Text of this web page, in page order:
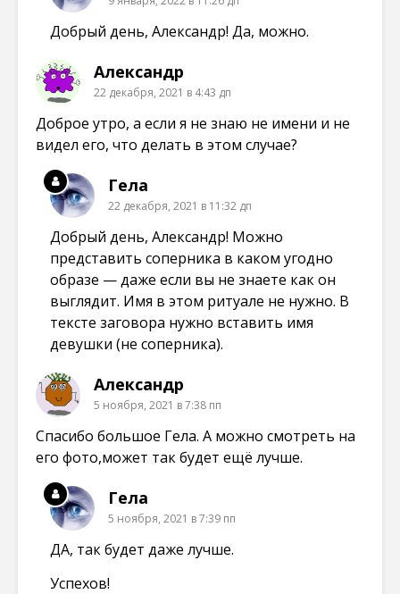
Добрый день, Александр! Да, можно.
Александр
22 декабря, 2021 в 4:43 дп
Доброе утро, а если я не знаю не имени и не
видел его, что делать в этом случае?
Гела
22 декабря, 2021 в 11:32 дп
Добрый день, Александр! Можно
представить соперника в каком угодно
образе — даже если вы не знаете как он
выглядит. Имя в этом ритуале не нужно. В
тексте заговора нужно вставить имя
девушки (не соперника).
Александр
5 ноября, 2021 в 7:38 пп
Спасибо большое Гела. А можно смотреть на
его фото,может так будет ещё лучше.
Гела
5 ноября, 2021 в 7:39 пп
ДА, так будет даже лучше.
Успехов!